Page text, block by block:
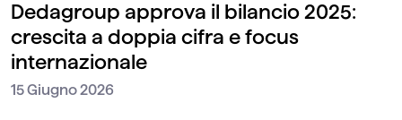
Dedagroup approva il bilancio 2025:
crescita a doppia cifra e focus
internazionale
15 Giugno 2026